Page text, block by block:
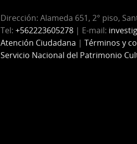
Dirección: Alameda 651, 2° piso,
Tel: +562223605278 | E-mail:
Atención Ciudadana | Términos y
Servicio Nacional del Patrimonio